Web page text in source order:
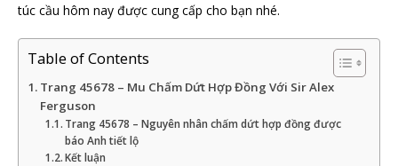
túc cầu hôm nay được cung cấp cho bạn nhé.
Table of Contents
Trang 45678 – Mu Chấm Dứt Hợp Đồng Với Sir Alex
Ferguson
Trang 45678 – Nguyên nhân chấm dứt hợp đồng được
báo Anh tiết lộ
Kết luận